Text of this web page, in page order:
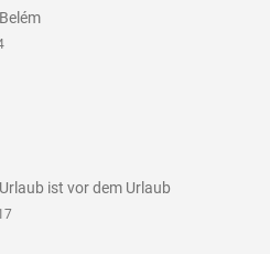
ist vor dem Urlaub